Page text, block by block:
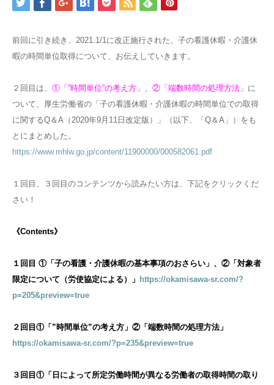
前回に引き続き、2021.1/1に改正施行された、子の看護休暇・介護休
暇の時間単位取得について、お伝えしていきます。
２回目は、 ①「”時間単位”の考え方」 ②「端数時間の処理方法」 に
ついて、厚生労働省の「子の看護休暇・介護休暇の時間単位での取得
に関するQ＆A（2020年9月11日改定版）」（以下、「Q＆A」）をも
とにまとめした。
https://www.mhlw.go.jp/content/11900000/000582061.pdf
１回目、３回目のコンテンツから読みたい方は、下記をクリックくだ
さい！
《Contents》
１回目 ①「子の看護・介護休暇の基本事項のおさらい」、②「対象者
限定について（労使協定による）」 https://okamisawa-sr.com/?
p=205&preview=true
２回目①「”時間単位”の考え方」②「端数時間の処理方法」
https://okamisawa-sr.com/?p=235&preview=true
３回目①「日によって所定労働時間が異なる労働者の取得時間の取り